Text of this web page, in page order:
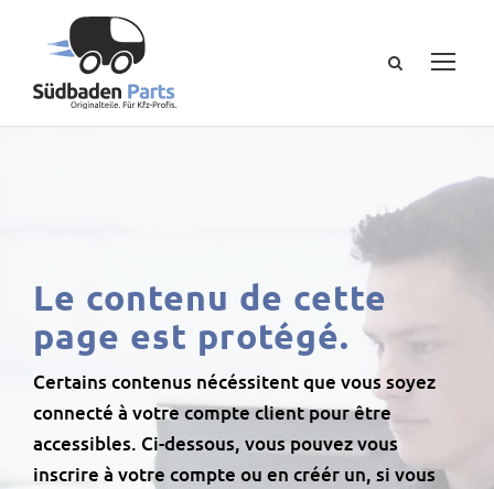
Le contenu de cette
page est protégé.
Certains contenus nécéssitent que vous soyez
connecté à votre compte client pour être
accessibles. Ci-dessous, vous pouvez vous
inscrire à votre compte ou en créér un, si vous